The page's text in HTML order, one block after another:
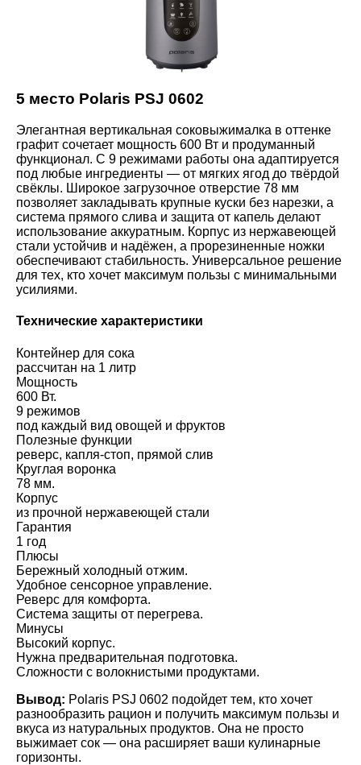
5 место Polaris PSJ 0602
Элегантная вертикальная соковыжималка в оттенке
графит сочетает мощность 600 Вт и продуманный
функционал. С 9 режимами работы она адаптируется
под любые ингредиенты — от мягких ягод до твёрдой
свёклы. Широкое загрузочное отверстие 78 мм
позволяет закладывать крупные куски без нарезки, а
система прямого слива и защита от капель делают
использование аккуратным. Корпус из нержавеющей
стали устойчив и надёжен, а прорезиненные ножки
обеспечивают стабильность. Универсальное решение
для тех, кто хочет максимум пользы с минимальными
усилиями.
Технические характеристики
Контейнер для сока
рассчитан на 1 литр
Мощность
600 Вт.
9 режимов
под каждый вид овощей и фруктов
Полезные функции
реверс, капля-стоп, прямой слив
Круглая воронка
78 мм.
Корпус
из прочной нержавеющей стали
Гарантия
1 год
Плюсы
Бережный холодный отжим.
Удобное сенсорное управление.
Реверс для комфорта.
Система защиты от перегрева.
Минусы
Высокий корпус.
Нужна предварительная подготовка.
Сложности с волокнистыми продуктами.
Вывод: Polaris PSJ 0602 подойдет тем, кто хочет
разнообразить рацион и получить максимум пользы и
вкуса из натуральных продуктов. Она не просто
выжимает сок — она расширяет ваши кулинарные
горизонты.